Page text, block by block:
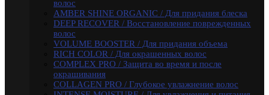
яркости волос
Ultimate Care / Уход для окрашенных, поврежденных
и сухих волос
Basic Line / Салонная линия по уходу за волосами
Bionika / Комплексный уход для волос и кожи головы
BIONIKA - От корней до кончиков
BIONIKA - Питание и блеск
BIONIKA - Плотность волос
BIONIKA - Против выпадения волос
волос
AMBER SHINE ORGANIC / Для придания блеска
DEEP RECOVER / Восстановление поврежденных
волос
VOLUME BOOSTER / Для придания объема
RICH COLOR / Для окрашенных волос
COMPLEX PRO / Защита во время и после
окрашивания
COLLAGEN PRO / Глубокое увлажнение волос